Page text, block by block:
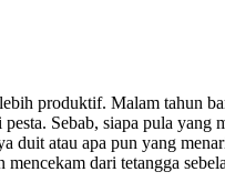
produktif. Malam tahun
Sebab, siapa pula
duit atau apa pun yang
dari tetangga